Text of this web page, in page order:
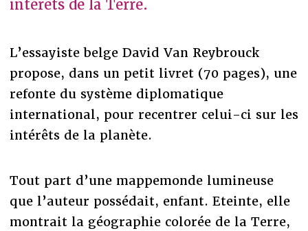
intérêts de la Terre.
L’essayiste belge David Van Reybrouck
propose, dans un petit livret (70 pages), une
refonte du système diplomatique
international, pour recentrer celui-ci sur les
intérêts de la planète.
Tout part d’une mappemonde lumineuse
que l’auteur possédait, enfant. Eteinte, elle
montrait la géographie colorée de la Terre,